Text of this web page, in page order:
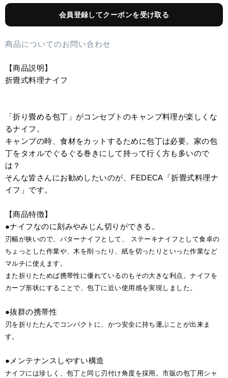
会員登録してクーポンを受け取る
商品についてのお問い合わせ
【商品説明】
折畳式料理ナイフ
「折り畳める包丁」がコンセプトのキャンプ料理が楽しくな
るナイフ。
キャンプの時、食材をカットするために包丁は必要。家の包
丁をタオルでぐるぐる巻きにして持って行く方も多いので
は？
そんな皆さんにお勧めしたいのが、FEDECA「折畳式料理ナ
イフ」です。
【商品特徴】
●ナイフなのに刻みやみじん切りができる。
刃幅が狭いので、バターナイフとして、 ステーキナイフとして食卓の
ちょっとした作業や、木を削ったり、紙を切ったりといった作業など
マルチに使えます。
また折りたためば携帯性に優れているのもその大きな利点。ナイフを
カーブ形状にすることで、包丁に近い使用感を実現しました。
●抜群の携帯性
刃を折りたたんでコンパクトに、かつ安全に持ち運ぶことが出来ま
す。
●メンテナンスしやすい構造
ナイフには珍しく、包丁と同じ刃付け角度を採用。市販の包丁用シャ